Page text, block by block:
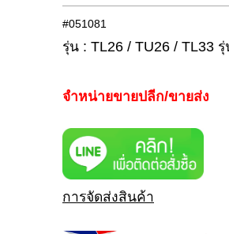
#051081
รุ่น : TL26 / TU26 / TL33
จำหน่ายขายปลีก/ขายส่ง
การจัดส่งสินค้า